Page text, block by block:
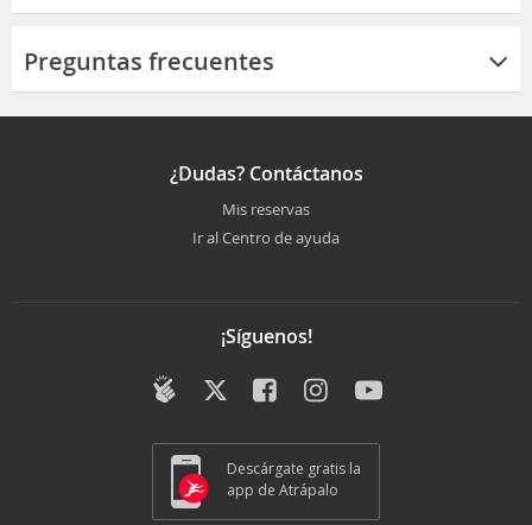
Preguntas frecuentes
¿Dudas? Contáctanos
Mis reservas
Ir al Centro de ayuda
¡Síguenos!
Descárgate gratis la
app de Atrápalo